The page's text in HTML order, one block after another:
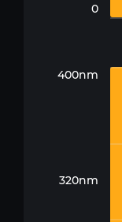
0
400nm
320nm